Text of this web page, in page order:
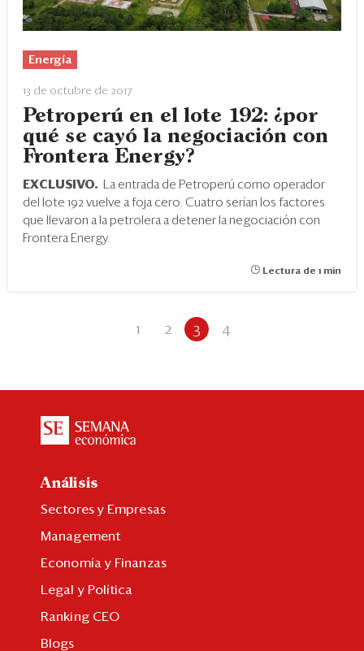
Energía
13 de octubre de 2017
Petroperú en el lote 192: ¿por
qué se cayó la negociación con
Frontera Energy?
EXCLUSIVO.
La entrada de Petroperú como operador
del lote 192 vuelve a foja cero. Cuatro serían los factores
que llevaron a la petrolera a detener la negociación con
Frontera Energy.
Lectura de 1 min
1 2 3 4
Análisis
Sectores y Empresas
Management
Economía y Finanzas
Legal y Política
Ranking CEO
Blogs